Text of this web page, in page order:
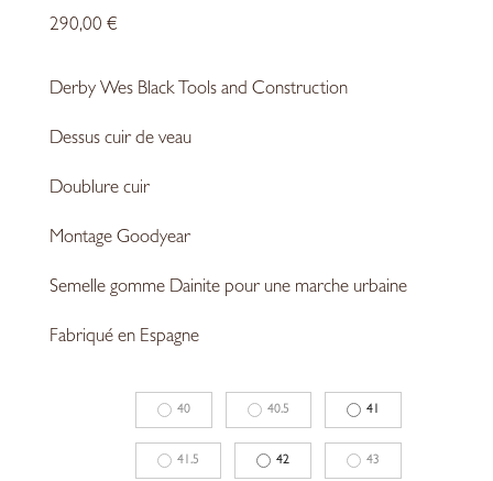
290,00 €
Derby WesBlack Toolsand Construction
Dessus cuir de veau
Doublure cuir
Montage Goodyear
Semelle gomme Dainite pour une marche urbaine
Fabriqué en Espagne
40 40.5 41
41.5 42 43